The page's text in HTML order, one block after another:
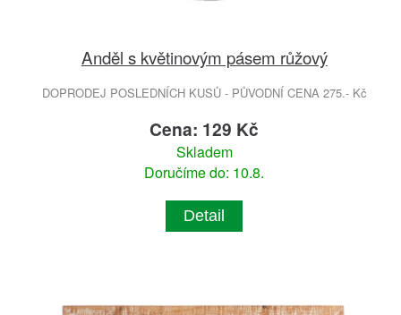
Anděl s květinovým pásem růžový
DOPRODEJ POSLEDNÍCH KUSŮ - PŮVODNÍ CENA 275.- Kč
Cena: 129 Kč
Skladem
Doručíme do: 10.8.
Detail